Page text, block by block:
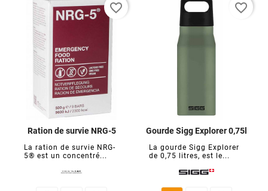
Ration de survie NRG-5
La ration de survie NRG-
5® est un concentré...
favorite_border
Gourde Sigg Explorer 0,75l
La gourde Sigg Explorer
de 0,75 litres, est le...
favorite_border